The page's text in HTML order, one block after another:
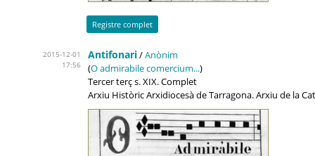
Registre complet
2015-12-01
17:56
Antifonari/Anònim
(O admirabile comercium...)
Tercer terç s. XIX. Complet
Arxiu Històric Arxidiocesà de Tarragona. Arxiu de la